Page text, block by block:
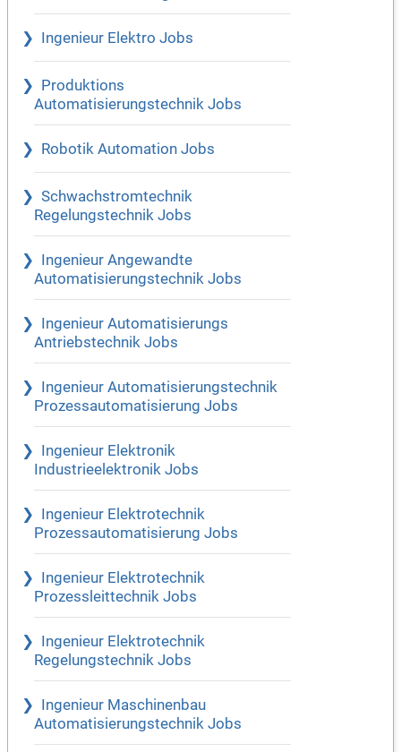
Ingenieur Elektro Jobs
Produktions
Automatisierungstechnik Jobs
Robotik Automation Jobs
Schwachstromtechnik
Regelungstechnik Jobs
Ingenieur Angewandte
Automatisierungstechnik Jobs
Ingenieur Automatisierungs
Antriebstechnik Jobs
Ingenieur Automatisierungstechnik
Prozessautomatisierung Jobs
Ingenieur Elektronik
Industrieelektronik Jobs
Ingenieur Elektrotechnik
Prozessautomatisierung Jobs
Ingenieur Elektrotechnik
Prozessleittechnik Jobs
Ingenieur Elektrotechnik
Regelungstechnik Jobs
Ingenieur Maschinenbau
Automatisierungstechnik Jobs